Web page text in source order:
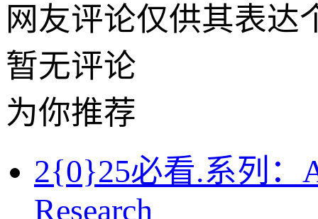
网友评论仅供其表达
暂无评论
为你推荐
2{0}25必看.系列：
Research